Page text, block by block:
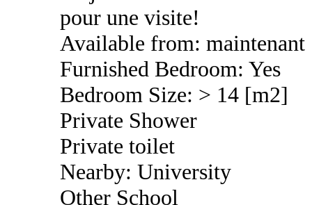
pour une visite!
Available from: maintenant
Furnished Bedroom: Yes
Bedroom Size: > 14 [m2]
Private Shower
Private toilet
Nearby: University
Other School